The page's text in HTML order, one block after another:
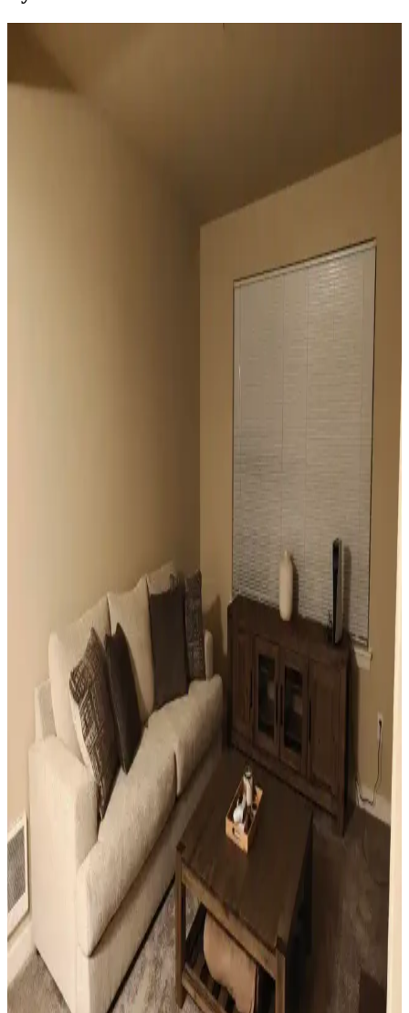
Geniş Pencereler İçin Fonksiyonel ve Estetik Perde
Geniş pencereler için hücresel stor, iki stor perde kullanımı, rulo stor
ve pencere filmleri gibi işlevsel ve estetik perde seçenekleri manzara
Vintage yatakların mekâna uyumu, boyut ve yerleşim planlaması ile
Mutfak Pencereleri İçin Estetik ve Fonksiyonel
Perde ile Jaluzi Seçenekleri
Mutfak pencereleri için perde ve jaluzi seçiminde mevcut pencere
durumu, kullanım alışkanlıkları ve dekorasyon tarzı önemlidir.
Roman storlar, bambu jaluziler ve dekoratif filmler estetik ve
fonksiyonel çözümler sunar.
Sıcak Tonlu Mekanlarda Perde ve Perde Çubuğu
Seçimi İçin Estetik ve Fonksiyonel Rehber
Sıcak beyaz duvarlar ve açık kahverengi zeminlerde perde ve perde
çubuğu seçimi, estetik ve fonksiyonel açıdan mekanın atmosferini
belirler. Doğru renk ve malzeme tercihleri mekana sıcaklık ve uyum
katar.
Ev Dekorasyonunda Küçük Dokunuşlarla
Mekanların Kişisel ve Estetik Dönüşümü
Ev dekorasyonunda aydınlatma, halı, sanat eserleri ve mobilya
uyumu gibi küçük ama etkili dokunuşlar, mekanların kişisel ve
estetik görünümünü önemli ölçüde değiştirir.
Küçük Oturma Odası Dekorasyonunda Denge ve
Katmanlama Teknikleriyle Alanı Genişletme